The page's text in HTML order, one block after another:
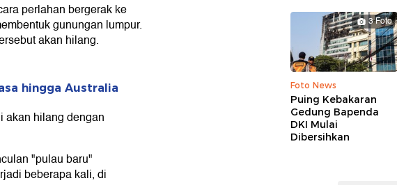
perlahan bergerak ke
gunungan lumpur.
akan hilang.
hingga Australia
akan hilang dengan
"pulau baru"
beberapa kali, di
3 Foto
Foto News
Puing Kebakaran
Gedung Bapenda
DKI Mulai
Dibersihkan